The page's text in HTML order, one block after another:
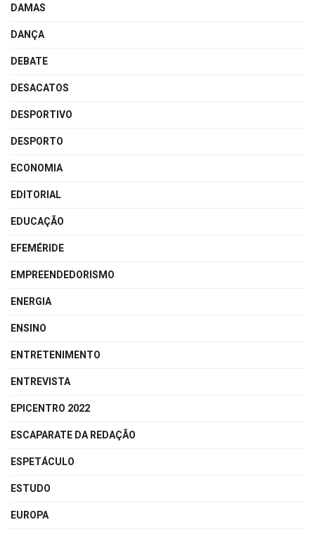
DAMAS
DANÇA
DEBATE
DESACATOS
DESPORTIVO
DESPORTO
ECONOMIA
EDITORIAL
EDUCAÇÃO
EFEMÉRIDE
EMPREENDEDORISMO
ENERGIA
ENSINO
ENTRETENIMENTO
ENTREVISTA
EPICENTRO 2022
ESCAPARATE DA REDAÇÃO
ESPETÁCULO
ESTUDO
EUROPA